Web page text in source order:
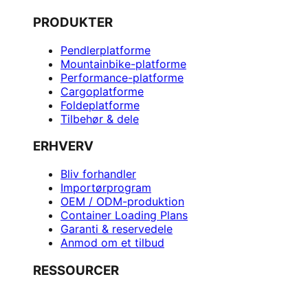
PRODUKTER
Pendlerplatforme
Mountainbike-platforme
Performance-platforme
Cargoplatforme
Foldeplatforme
Tilbehør & dele
ERHVERV
Bliv forhandler
Importørprogram
OEM / ODM-produktion
Container Loading Plans
Garanti & reservedele
Anmod om et tilbud
RESSOURCER